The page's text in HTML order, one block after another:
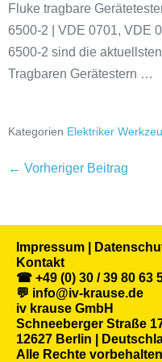
Fluke tragbare
6500-2 | VDE 0701, VDE
6500-2 sind die
Tragbaren Gerätestern …
Kategorien Elektriker
← Vorheriger Beitrag
Impressum |
Kontakt
☎ +49 (0) 30 / 39 80 63
💬 info@iv-krause.de
iv krause GmbH
Schneeberger Straße
12627 Berlin |
Alle Rechte vorbehalten